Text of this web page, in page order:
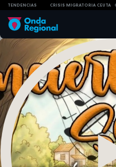
TENDENCIAS CRISIS MIGRATORIA CEUTA